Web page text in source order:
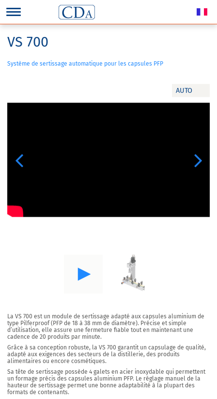
AUTO
Previous Next
VS 700
Système de sertissage automatique pour les capsules PFP
La VS 700 est un module de sertissage adapté aux capsules aluminium de
type Pilferproof (PFP de 18 à 38 mm de diamètre). Précise et simple
d’utilisation, elle assure une fermeture fiable tout en maintenant une
cadence de 20 produits par minute.
Grâce à sa conception robuste, la VS 700 garantit un capsulage de qualité,
adapté aux exigences des secteurs de la distillerie, des produits
alimentaires ou encore cosmétiques.
Sa tête de sertissage possède 4 galets en acier inoxydable qui permettent
un formage précis des capsules aluminium PFP. Le réglage manuel de la
hauteur de sertissage permet une bonne adaptabilité à la plupart des
formats de contenants.